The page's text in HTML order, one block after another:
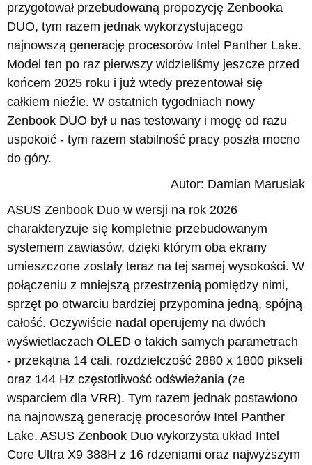
przygotował przebudowaną propozycję Zenbooka
DUO, tym razem jednak wykorzystującego
najnowszą generację procesorów Intel Panther Lake.
Model ten po raz pierwszy widzieliśmy jeszcze przed
końcem 2025 roku i już wtedy prezentował się
całkiem nieźle. W ostatnich tygodniach nowy
Zenbook DUO był u nas testowany i mogę od razu
uspokoić - tym razem stabilność pracy poszła mocno
do góry.
Autor: Damian Marusiak
ASUS Zenbook Duo w wersji na rok 2026
charakteryzuje się kompletnie przebudowanym
systemem zawiasów, dzięki którym oba ekrany
umieszczone zostały teraz na tej samej wysokości. W
połączeniu z mniejszą przestrzenią pomiędzy nimi,
sprzęt po otwarciu bardziej przypomina jedną, spójną
całość. Oczywiście nadal operujemy na dwóch
wyświetlaczach OLED o takich samych parametrach
- przekątna 14 cali, rozdzielczość 2880 x 1800 pikseli
oraz 144 Hz częstotliwość odświeżania (ze
wsparciem dla VRR). Tym razem jednak postawiono
na najnowszą generację procesorów Intel Panther
Lake. ASUS Zenbook Duo wykorzysta układ Intel
Core Ultra X9 388H z 16 rdzeniami oraz najwyższym